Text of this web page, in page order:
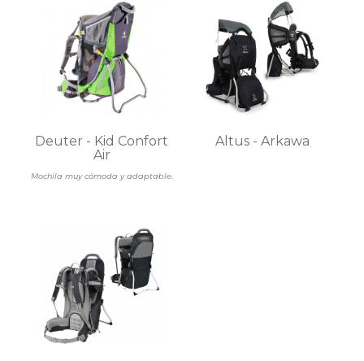
Mochila muy cómoda y adaptable.
Deuter - Kid Confort
Air
Altus - Arkawa